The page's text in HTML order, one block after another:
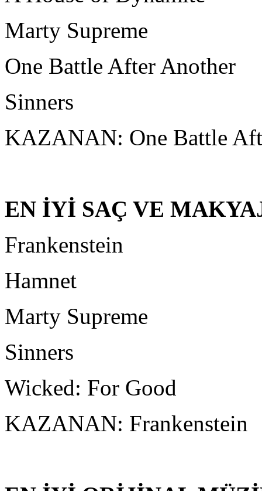
Marty Supreme
One Battle After Another
Sinners
KAZANAN: One Battle
EN İYİ SAÇ VE
Frankenstein
Hamnet
Marty Supreme
Sinners
Wicked: For Good
KAZANAN: Frankenstein